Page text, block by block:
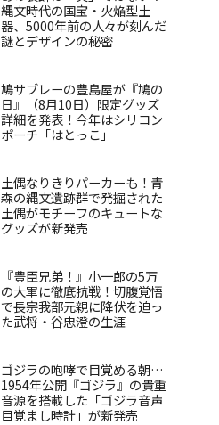
縄文時代の国宝・火焔型土
器、5000年前の人々が刻んだ
謎とデザインの秘密
鳩サブレーの豊島屋が『鳩の
日』（8月10日）限定グッズ
詳細を発表！今年はシリコン
ポーチ「はとっこ」
土偶なりきりパーカーも！青
森の縄文遺跡群で発掘された
土偶がモチーフのキュートな
グッズが新発売
『豊臣兄弟！』小一郎の5万
の大軍に徹底抗戦！切腹覚悟
で長宗我部元親に降伏を迫っ
た武将・谷忠澄の生涯
ゴジラの咆哮で目覚める朝…
1954年公開『ゴジラ』の貴重
音源を搭載した「ゴジラ音声
目覚まし時計」が新発売